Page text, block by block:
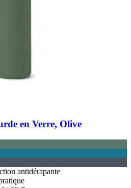
en Verre, Olive
antidérapante